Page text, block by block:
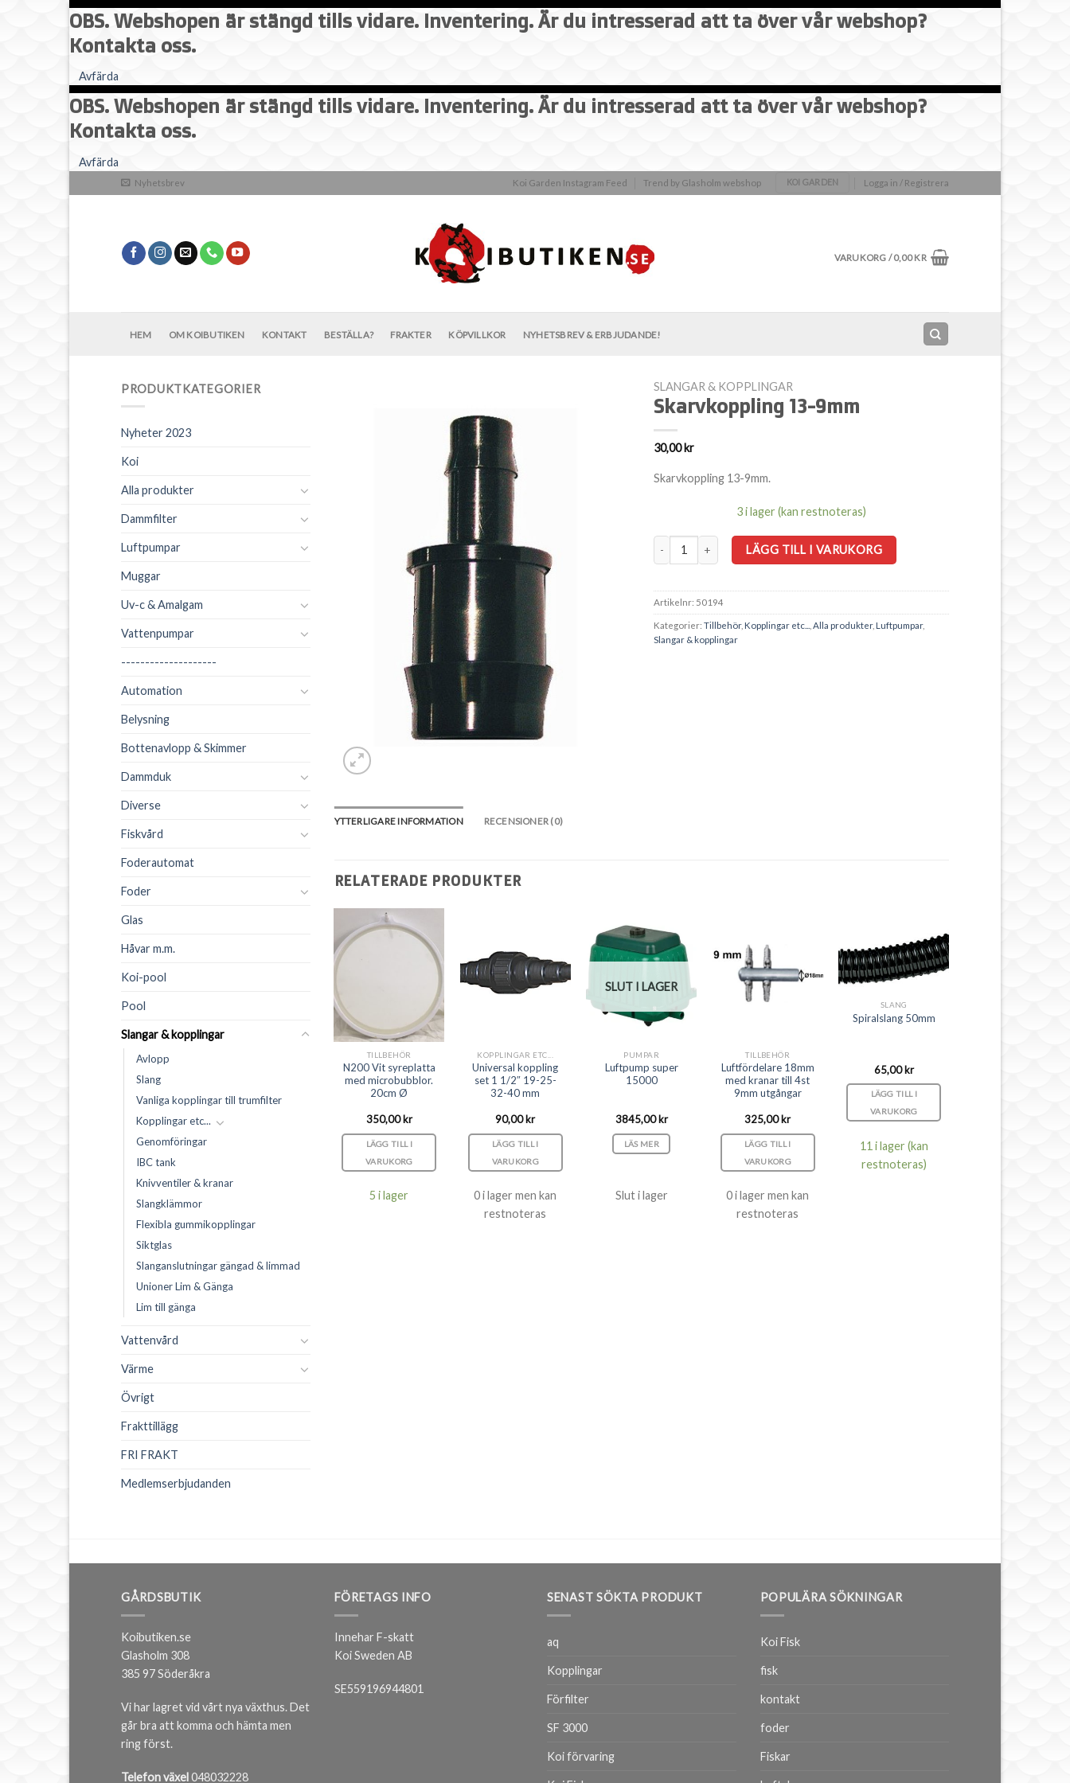
OBS. Webshopen är stängd tills vidare. Inventering. Är du intresserad att ta över vår webshop?
Kontakta oss.
Avfärda
OBS. Webshopen är stängd tills vidare. Inventering. Är du intresserad att ta över vår webshop?
Kontakta oss.
Avfärda
to
content
Nyhetsbrev Koi Garden Instagram Feed Trend by Glasholm webshop KOI GARDEN Logga in / Registrera
VARUKORG /0,00KR
HEM OM KOIBUTIKEN KONTAKT BESTÄLLA? FRAKTER KÖPVILLKOR NYHETSBREV & ERBJUDANDE!
PRODUKTKATEGORIER
Nyheter 2023
Koi
Alla produkter
Dammfilter
Luftpumpar
Muggar
Uv-c & Amalgam
Vattenpumpar
--------------------
Automation
Belysning
Bottenavlopp & Skimmer
Dammduk
Diverse
Fiskvård
Foderautomat
Foder
Glas
Håvar m.m.
Koi-pool
Pool
Slangar & kopplingar
Avlopp
Slang
Vanliga kopplingar till trumfilter
Kopplingar etc...
Genomföringar
IBC tank
Knivventiler & kranar
Slangklämmor
Flexibla gummikopplingar
Siktglas
Slanganslutningar gängad & limmad
Unioner Lim & Gänga
Lim till gänga
Vattenvård
Värme
Övrigt
Frakttillägg
FRI FRAKT
Medlemserbjudanden
SLANGAR & KOPPLINGAR
Skarvkoppling 13-9mm
30,00kr
Skarvkoppling 13-9mm.
3 i lager (kan restnoteras)
Skarvkoppling 13-9mm mängd
LÄGG TILL I VARUKORG
Artikelnr: 50194
Kategorier: Tillbehör, Kopplingar etc... Alla produkter, Luftpumpar,
Slangar & kopplingar
YTTERLIGARE INFORMATION RECENSIONER (0)
RELATERADE PRODUKTER
TILLBEHÖR
N200 Vit syreplatta
med microbubblor.
20cm Ø
350,00kr
LÄGG TILL I
VARUKORG
5 i lager
KOPPLINGAR ETC...
Universal koppling
set 1 1/2″ 19-25-
32-40 mm
90,00kr
LÄGG TILL I
VARUKORG
0 i lager men kan
restnoteras
SLUT I LAGER
PUMPAR
Luftpump super
15000
3845,00kr
LÄS MER
Slut i lager
TILLBEHÖR
Luftfördelare 18mm
med kranar till 4st
9mm utgångar
325,00kr
LÄGG TILL I
VARUKORG
0 i lager men kan
restnoteras
SLANG
Spiralslang 50mm
65,00kr
LÄGG TILL I
VARUKORG
11 i lager (kan
restnoteras)
MEMBRAN
Membran luftpump
3000
45,00kr
LÄGG TILL I
VARUKORG
restnoteras
GÅRDSBUTIK
Koibutiken.se
Glasholm 308
385 97 Söderåkra
Vi har lagret vid vårt nya växthus. Det
går bra att komma och hämta men
ring först.
Telefon växel048032228
FÖRETAGS INFO
Innehar F-skatt
Koi Sweden AB
SE559196944801
SENAST SÖKTA PRODUKT
aq
Kopplingar
Förfilter
SF 3000
Koi förvaring
POPULÄRA SÖKNINGAR
Koi Fisk
fisk
kontakt
foder
Fiskar